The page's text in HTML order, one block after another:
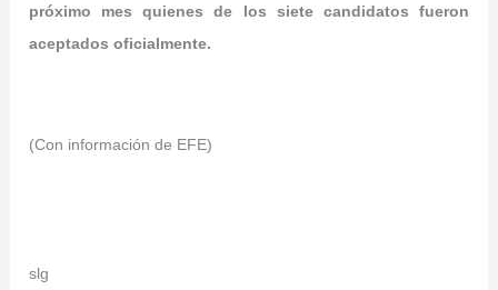
próximo mes quienes de los siete candidatos fueron
aceptados oficialmente.
(Con información de EFE)
slg